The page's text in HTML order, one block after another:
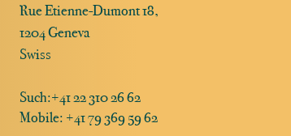
Rue Etienne-Dumont 18,
1204 Geneva
Swiss
Such:+41 22 310 26 62
Mobile: +41 79 369 59 62